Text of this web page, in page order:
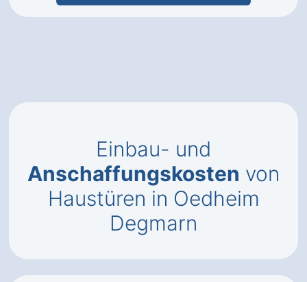
Einbau- und
Anschaffungskosten von
Haustüren in Oedheim
Degmarn